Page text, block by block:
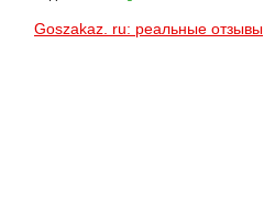
Goszakaz. ru: реальные отзывы